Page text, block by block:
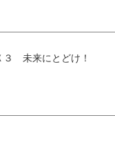
３ 未来にとどけ！